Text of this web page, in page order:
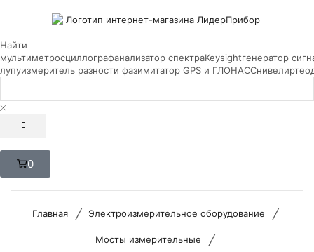
Найти
мультиметросциллографанализатор спектраKeysightгенератор
лупуизмеритель разности фазимитатор GPS и ГЛОНАССнивелир
0
Главная / Электроизмерительное оборудование /
Мосты измерительные /